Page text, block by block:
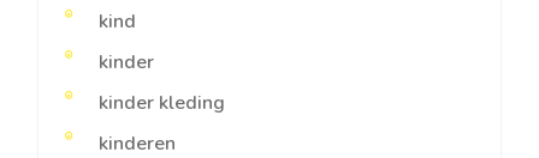
kind
kinder
kinder kleding
kinderen